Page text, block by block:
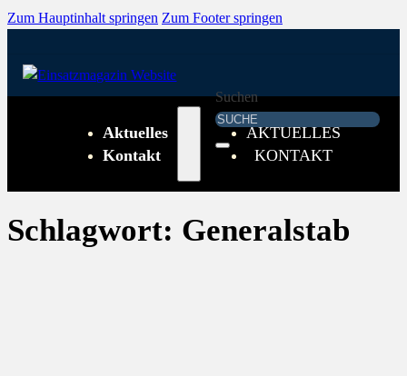
Zum Hauptinhalt springen Zum Footer springen
Suchen
Aktuelles
Kontakt
AKTUELLES
KONTAKT
Schlagwort: Generalstab